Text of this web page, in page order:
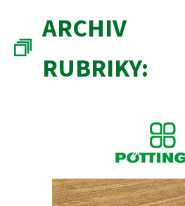
ARCHIV
RUBRIKY: